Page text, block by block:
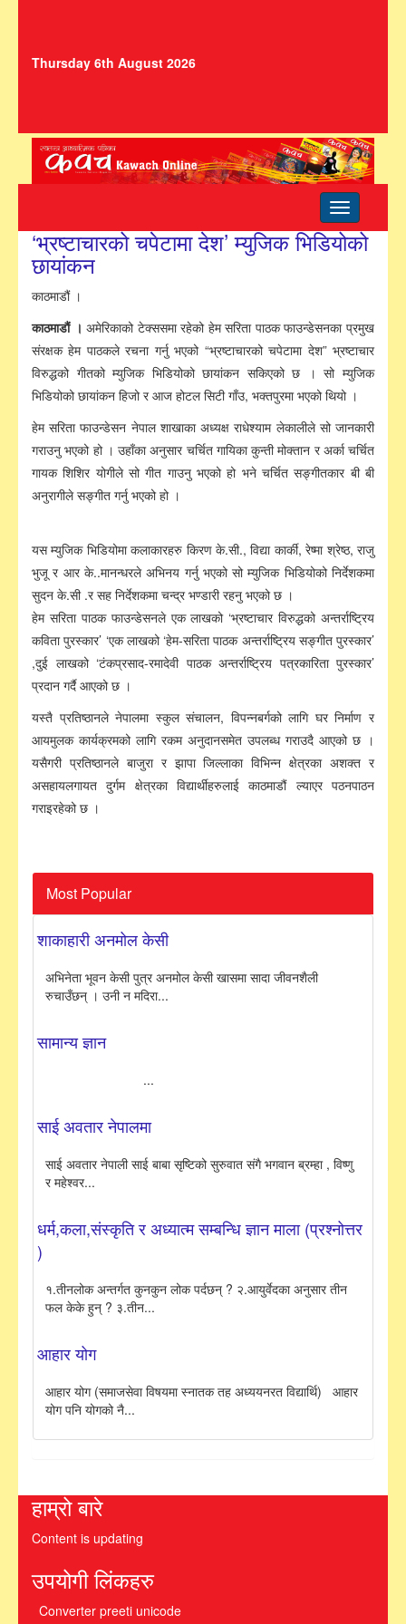
Thursday 6th August 2026
Toggle
navigation
‘भ्रष्टाचारको चपेटामा देश’ म्युजिक भिडियोको
छायांकन
काठमाडौं ।
काठमाडौं ।अमेरिकाको टेक्ससमा रहेको हेम सरिता पाठक फाउन्डेसनका प्रमुख
संरक्षक हेम पाठकले रचना गर्नु भएको “भ्रष्टाचारको चपेटामा देश” भ्रष्टाचार
विरुद्धको गीतको म्युजिक भिडियोको छायांकन सकिएको छ । सो म्युजिक
भिडियोको छायांकन हिजो र आज होटल सिटी गाँउ, भक्तपुरमा भएको थियो ।
हेम सरिता फाउन्डेसन नेपाल शाखाका अध्यक्ष राधेश्याम लेकालीले सो जानकारी
गराउनु भएको हो । उहाँका अनुसार चर्चित गायिका कुन्ती मोक्तान र अर्का चर्चित
गायक शिशिर योगीले सो गीत गाउनु भएको हो भने चर्चित सङ्गीतकार बी बी
अनुरागीले सङ्गीत गर्नु भएको हो ।
यस म्युजिक भिडियोमा कलाकारहरु किरण के.सी., विद्या कार्की, रेष्मा श्रेष्ठ, राजु
भुजू र आर के..मानन्धरले अभिनय गर्नु भएको सो म्युजिक भिडियोको निर्देशकमा
सुदन के.सी .र सह निर्देशकमा चन्द्र भण्डारी रहनु भएको छ ।
हेम सरिता पाठक फाउन्डेसनले एक लाखको ‘भ्रष्टाचार विरुद्धको अन्तर्राष्ट्रिय
कविता पुरस्कार’ ‘एक लाखको ‘हेम-सरिता पाठक अन्तर्राष्ट्रिय सङ्गीत पुरस्कार’
,दुई लाखको ‘टंकप्रसाद-रमादेवी पाठक अन्तर्राष्ट्रिय पत्रकारिता पुरस्कार’
प्रदान गर्दै आएको छ ।
यस्तै प्रतिष्ठानले नेपालमा स्कुल संचालन, विपन्नबर्गको लागि घर निर्माण र
आयमुलक कार्यक्रमको लागि रकम अनुदानसमेत उपलब्ध गराउदै आएको छ ।
यसैगरी प्रतिष्ठानले बाजुरा र झापा जिल्लाका विभिन्न क्षेत्रका अशक्त र
असहायलगायत दुर्गम क्षेत्रका विद्यार्थीहरुलाई काठमाडौं ल्याएर पठनपाठन
गराइरहेको छ ।
Most Popular
शाकाहारी अनमोल केसी
अभिनेता भूवन केसी पुत्र अनमोल केसी खासमा सादा जीवनशैली
रुचाउँछन् । उनी न मदिरा...
सामान्य ज्ञान
...
साई अवतार नेपालमा
साई अवतार नेपाली साई बाबा सृष्टिको सुरुवात संगै भगवान ब्रम्हा , विष्णु
र महेश्वर...
धर्म,कला,संस्कृति र अध्यात्म सम्बन्धि ज्ञान माला (प्रश्नोत्तर
)
१.तीनलोक अन्तर्गत कुनकुन लोक पर्दछन् ? २.आयुर्वेदका अनुसार तीन
फल केके हुन् ? ३.तीन...
आहार योग
आहार योग (समाजसेवा विषयमा स्नातक तह अध्ययनरत विद्यार्थि) आहार
योग पनि योगको नै...
हाम्रो बारे
Content is updating
उपयोगी लिंकहरु
Converter preeti unicode